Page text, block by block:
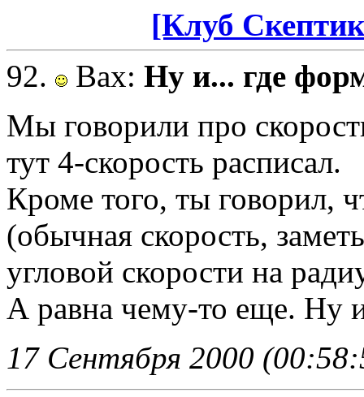
[Клуб
92.
Вах: Ну и... где
Мы говорили про
тут 4-скорость расписал.
Кроме того, ты говорил,
(обычная скорость,
угловой скорости на
А равна чему-то еще. Ну
17 Сентября 2000